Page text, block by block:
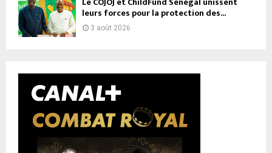
leurs forces pour la protection des...
3 août 2026